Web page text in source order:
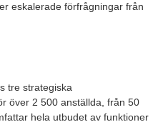
eskalerade förfrågningar från
tre strategiska
över 2 500 anställda, från 50
hela utbudet av funktioner